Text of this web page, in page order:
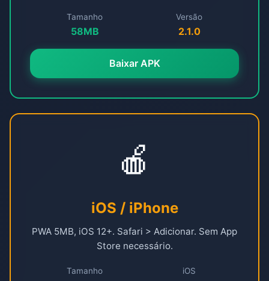
Tamanho
58MB
Versão
2.1.0
Baixar APK
🍎
iOS / iPhone
PWA 5MB, iOS 12+. Safari > Adicionar. Sem App
Store necessário.
Tamanho iOS